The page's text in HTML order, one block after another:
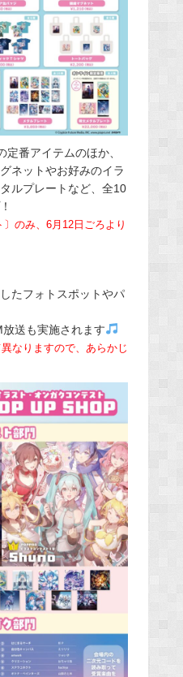
番アイテムのほか、
ネットやお好みのイラ
ルプレートなど、全10
のみ、6月12日ごろより
たフォトスポットやパ
送も実施されます
なりますので、あらかじ